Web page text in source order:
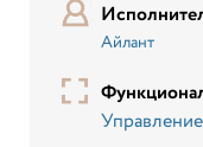
Айлант